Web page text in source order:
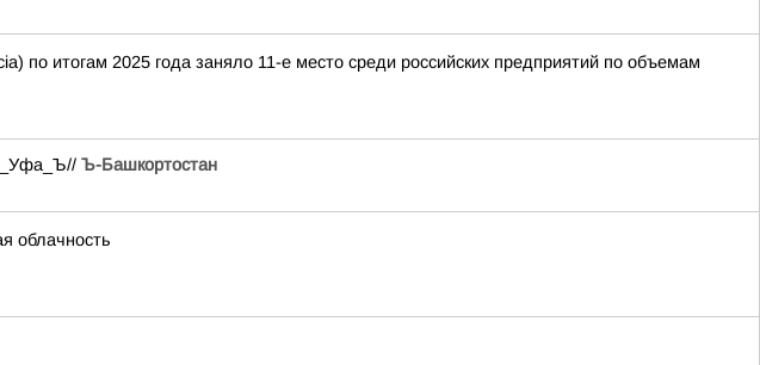
итогам 2025 года заняло 11-е место среди российских предприятий по объемам
Ъ-Башкортостан
облачность